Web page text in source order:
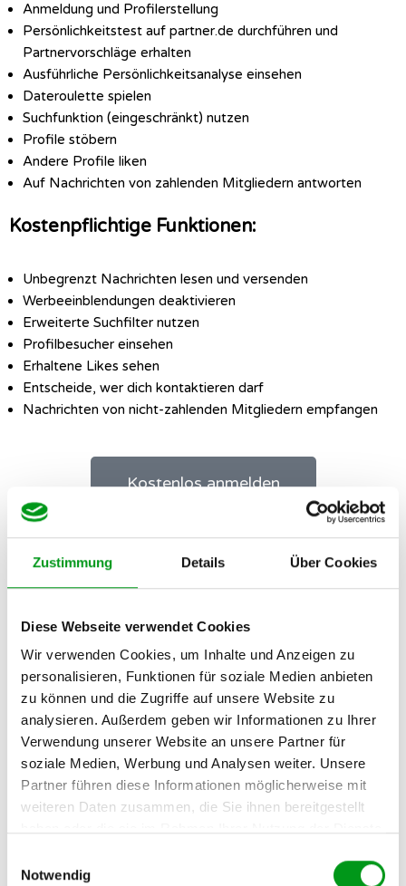
Zustimmung Details Über Cookies
Diese Webseite verwendet Cookies
Wir verwenden Cookies, um Inhalte und Anzeigen zu
personalisieren, Funktionen für soziale Medien anbieten
zu können und die Zugriffe auf unsere Website zu
analysieren. Außerdem geben wir Informationen zu Ihrer
Verwendung unserer Website an unsere Partner für
soziale Medien, Werbung und Analysen weiter. Unsere
Partner führen diese Informationen möglicherweise mit
weiteren Daten zusammen, die Sie ihnen bereitgestellt
Notwendig
Anmeldung und Profilerstellung
Persönlichkeitstest auf partner.de durchführen und
Partnervorschläge erhalten
Ausführliche Persönlichkeitsanalyse einsehen
Dateroulette spielen
Suchfunktion (eingeschränkt) nutzen
Profile stöbern
Andere Profile liken
Auf Nachrichten von zahlenden Mitgliedern antworten
Kostenpflichtige Funktionen:
Unbegrenzt Nachrichten lesen und versenden
Werbeeinblendungen deaktivieren
Erweiterte Suchfilter nutzen
Profilbesucher einsehen
Erhaltene Likes sehen
Entscheide, wer dich kontaktieren darf
Nachrichten von nicht-zahlenden Mitgliedern empfangen
Kostenlos anmelden
Profilerstellung
Die Anmeldung auf LoveScout24 ist 100 % kostenlos.
Erforderlichen Angaben sind Geschlecht, Geburtstag, Name,
Wohnort und E-Mail-Adresse.
Dieser Teil des Anmeldeprozesses erfolgt direkt auf der
Startseite von LoveScout24 und ist wie eine Art Interview
gestaltet. Eine virtuelle Assistentin führt dich durch die
einleitenden Fragen und spricht dich mit Vornamen an, was
das Ganze etwas persönlicher und charmanter macht.
Bevor es mit der Profilerstellung weitergehen kann, musst du